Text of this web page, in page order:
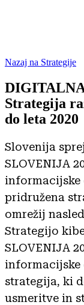
Nazaj na Strategije
Strategija
do leta 2020
Slovenija
SLOVENIJA
informacijske
pridružena
omrežij
Strategijo
SLOVENIJA
informacijske
strategija, ki
usmeritve in